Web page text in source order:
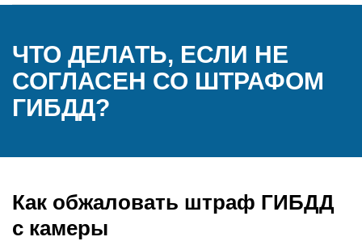
ЧТО ДЕЛАТЬ, ЕСЛИ НЕ
СОГЛАСЕН СО ШТРАФОМ
ГИБДД?
Как обжаловать штраф ГИБДД
с камеры